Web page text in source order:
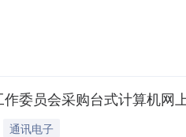
限公司地址：海秀大道12号海南
委员会采购台式计算机网
通讯电子